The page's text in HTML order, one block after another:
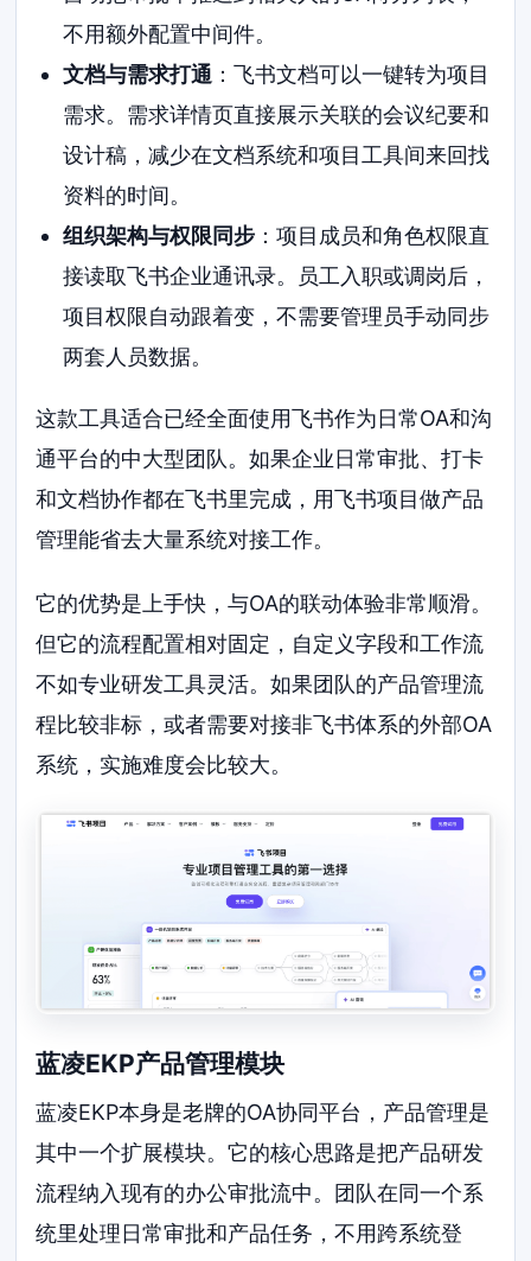
不用额外配置中间件。
文档与需求打通：飞书文档可以一键转为项目
需求。需求详情页直接展示关联的会议纪要和
设计稿，减少在文档系统和项目工具间来回找
资料的时间。
组织架构与权限同步：项目成员和角色权限直
接读取飞书企业通讯录。员工入职或调岗后，
项目权限自动跟着变，不需要管理员手动同步
两套人员数据。
这款工具适合已经全面使用飞书作为日常OA和沟
通平台的中大型团队。如果企业日常审批、打卡
和文档协作都在飞书里完成，用飞书项目做产品
管理能省去大量系统对接工作。
它的优势是上手快，与OA的联动体验非常顺滑。
但它的流程配置相对固定，自定义字段和工作流
不如专业研发工具灵活。如果团队的产品管理流
程比较非标，或者需要对接非飞书体系的外部OA
系统，实施难度会比较大。
蓝凌EKP产品管理模块
蓝凌EKP本身是老牌的OA协同平台，产品管理是
其中一个扩展模块。它的核心思路是把产品研发
流程纳入现有的办公审批流中。团队在同一个系
统里处理日常审批和产品任务，不用跨系统登